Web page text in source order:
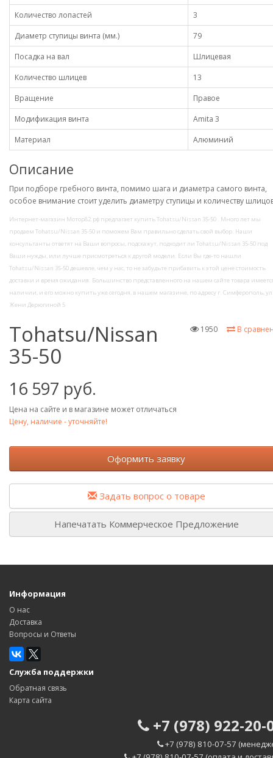
Количество лопастей
3
Диаметр ступицы винта (мм.)
79
Посадка на вал
Шлицевая
Количество шлицев
13
Вращение
Правое
Модификация винта
Amita 3
Материал
Алюминий
Описание
При подборе гребного винта, помимо шага и диаметра самого винта,
особое внимание стоит уделить диаметру ступицы и количеству
Интернет-магазин Мотор82.рф предлагает купить Tohatsu/Nissan 35-50 . Много лет мы
продаем Tohatsu/Nissan 35-50 и поможем Вам правильно сделать свой выбор. Наши
консультанты ответят на Ваши вопросы, подскажут, подходит ли Tohatsu/Nissan 35-50 под
Ваши нужды, или лучше присмотреться к другой модели. Если Вы где-то нашли
Tohatsu/Nissan 35-50 дешевле, чем у нас, то не забудьте прибавить к этой цене стоимость
доставки и время ожидания. Большинство представленного на нашем сайте товара
наличии, и его можно купить уже сегодня, в нашем магазине, по адресу г. Симферополь,
Жени Дерюгиной 5
В
1950
Tohatsu/Nissan
35-50
16 597 руб.
Цена на сайте и в магазине может отличаться
Цену, наличие - уточняйте!
Оформить заявку
Задать вопрос о товаре
Напечатать Коммерческое Предложение
Информация
О нас
Доставка
Вопросы и Ответы
Служба поддержки
Обратная связь
Карта сайта
+7 (978) 922-20-
+7 (978) 810-07-57